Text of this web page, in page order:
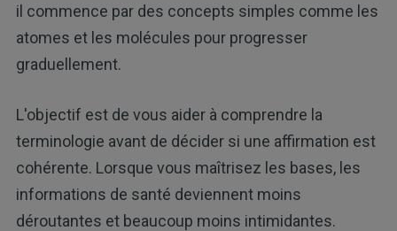
il commence par des concepts simples comme les
atomes et les molécules pour progresser
graduellement.
L'objectif est de vous aider à comprendre la
terminologie avant de décider si une affirmation est
cohérente. Lorsque vous maîtrisez les bases, les
informations de santé deviennent moins
déroutantes et beaucoup moins intimidantes.